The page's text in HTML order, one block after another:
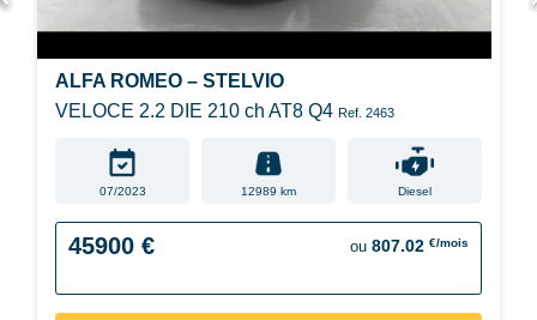
ALFA ROMEO – STELVIO
VELOCE 2.2 DIE 210 ch AT8 Q4 Ref. 2463
07/2023 12989 km Diesel
45900 € ou 807.02 €/mois